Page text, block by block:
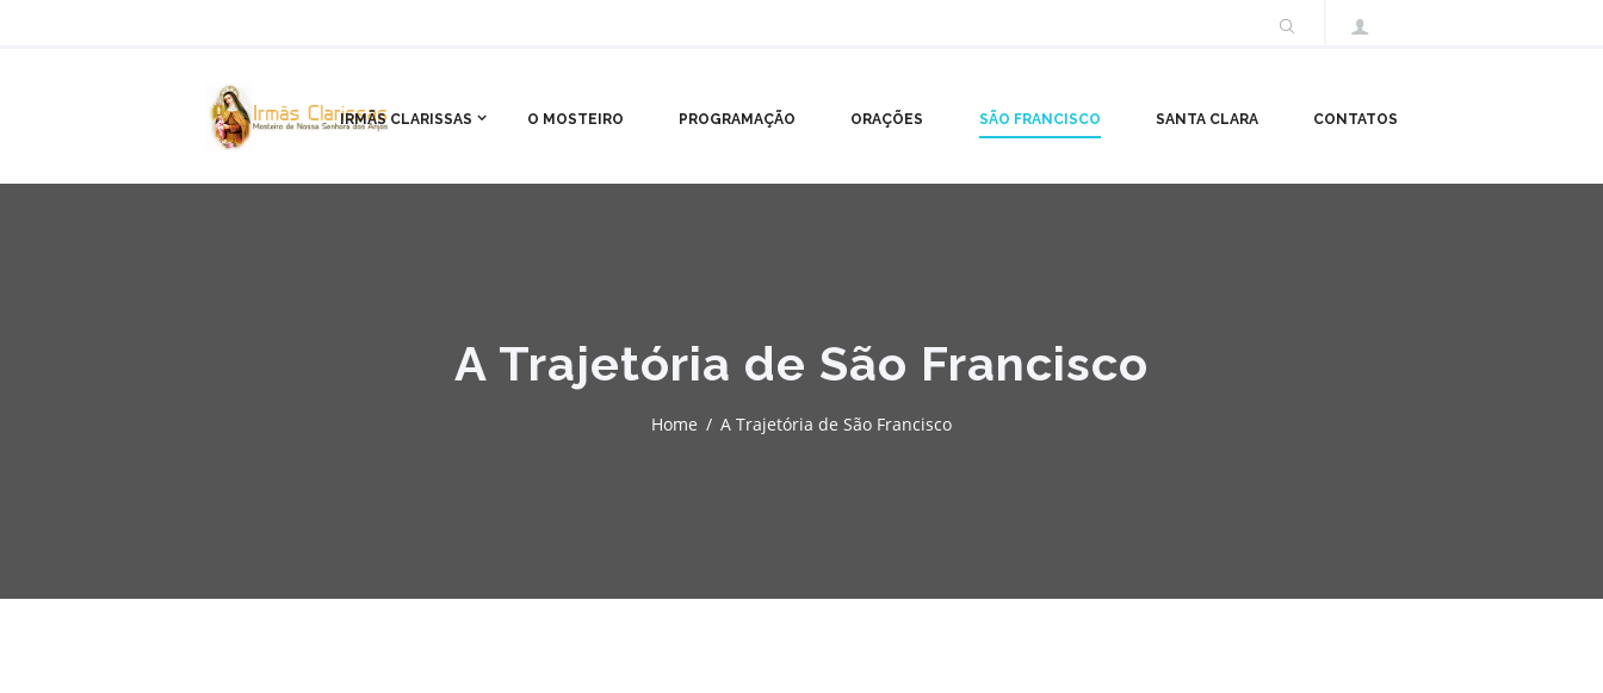
IRMÃS CLARISSAS O MOSTEIRO PROGRAMAÇÃO ORAÇÕES SÃO FRANCISCO SANTA CLARA CONTATOS
A Trajetória de São Francisco
Home A Trajetória de São Francisco